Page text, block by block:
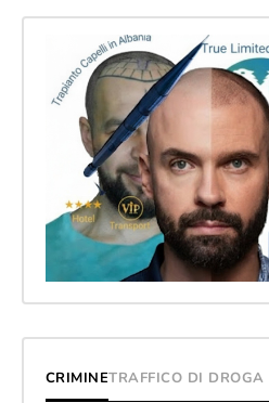
CRIMINETRAFFICO DI DROGA